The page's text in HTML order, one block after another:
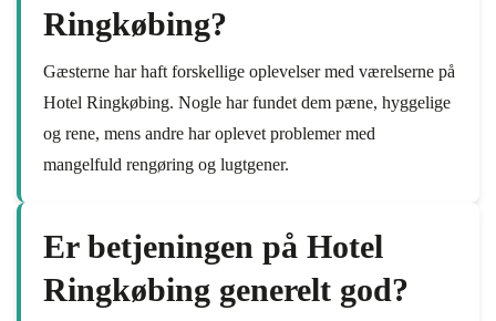
Ringkøbing?
Gæsterne har haft forskellige oplevelser med værelserne på
Hotel Ringkøbing. Nogle har fundet dem pæne, hyggelige
og rene, mens andre har oplevet problemer med
mangelfuld rengøring og lugtgener.
Er betjeningen på Hotel
Ringkøbing generelt god?